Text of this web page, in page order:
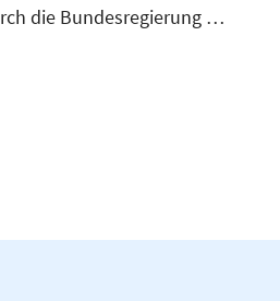
die Bundesregierung …